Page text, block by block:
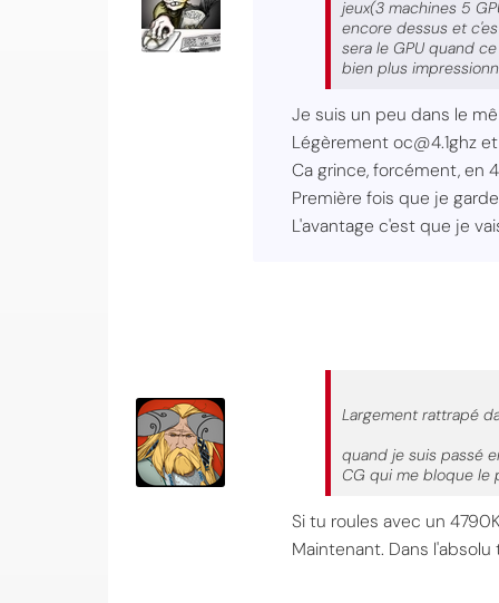
jeux(3 machines 5
encore dessus et
sera le GPU quand
bien plus
Je suis un peu dans le
Légèrement oc@4.1ghz
Ca grince, forcément, en
Première fois que je
L'avantage c'est que je
Largement rattrapé
quand je suis passé
CG qui me bloque le
Si tu roules avec un
Maintenant. Dans